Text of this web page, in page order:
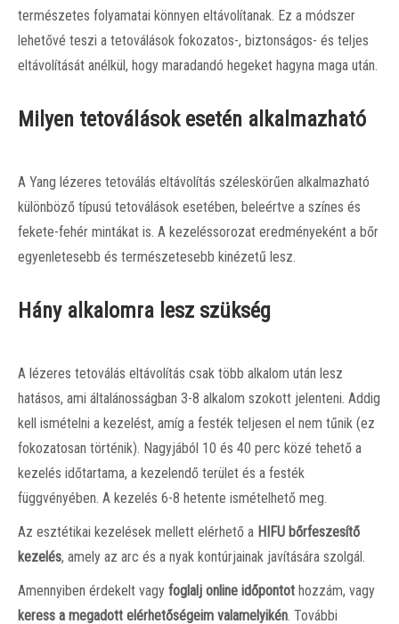
természetes folyamatai könnyen eltávolítanak. Ez a módszer
lehetővé teszi a tetoválások fokozatos-, biztonságos- és teljes
eltávolítását anélkül, hogy maradandó hegeket hagyna maga után.
Milyen tetoválások esetén alkalmazható
A Yang lézeres tetoválás eltávolítás széleskörűen alkalmazható
különböző típusú tetoválások esetében, beleértve a színes és
fekete-fehér mintákat is. A kezeléssorozat eredményeként a bőr
egyenletesebb és természetesebb kinézetű lesz.
Hány alkalomra lesz szükség
A lézeres tetoválás eltávolítás csak több alkalom után lesz
hatásos, ami általánosságban 3-8 alkalom szokott jelenteni. Addig
kell ismételni a kezelést, amíg a festék teljesen el nem tűnik (ez
fokozatosan történik). Nagyjából 10 és 40 perc közé tehető a
kezelés időtartama, a kezelendő terület és a festék
függvényében. A kezelés 6-8 hetente ismételhető meg.
Az esztétikai kezelések mellett elérhető a HIFU bőrfeszesítő
kezelés, amely az arc és a nyak kontúrjainak javítására szolgál.
Amennyiben érdekelt vagy foglalj online időpontot hozzám, vagy
keress a megadott elérhetőségeim valamelyikén . További